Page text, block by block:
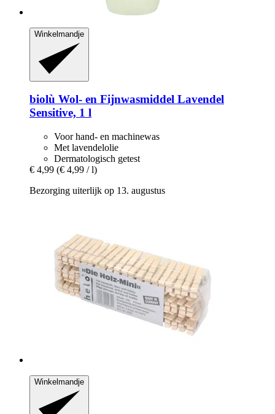
Winkelmandje
biolù Wol-​ en Fijnwasmiddel Lavendel
Sensitive, 1 l
Voor hand- en machinewas
Met lavendelolie
Dermatologisch getest
€ 4,99 (€ 4,99 / l)
Bezorging uiterlijk op 13. augustus
Winkelmandje